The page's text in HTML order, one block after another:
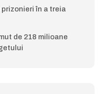
în a treia
de 218 milioane